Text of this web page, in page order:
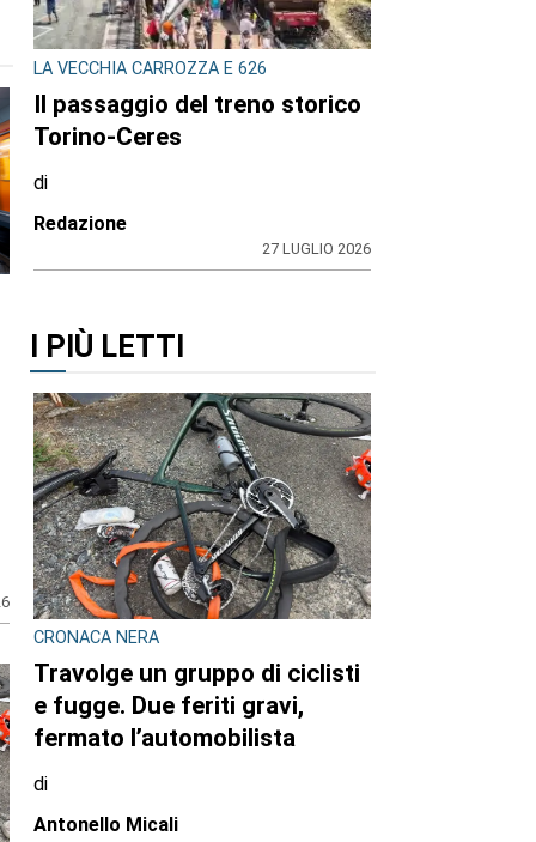
LA VECCHIA CARROZZA E 626
Il passaggio del treno storico
Torino-Ceres
di
Redazione
27 LUGLIO 2026
I PIÙ LETTI
CRONACA NERA
Travolge un gruppo di ciclisti
e fugge. Due feriti gravi,
fermato l’automobilista
di
Antonello Micali